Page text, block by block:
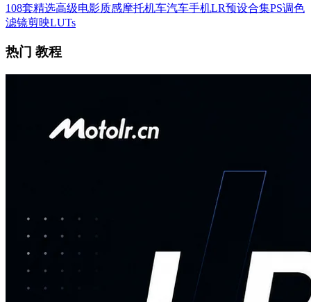
108套精选高级电影质感摩托机车汽车手机LR预设合集PS调色
滤镜剪映LUTs
热门 教程